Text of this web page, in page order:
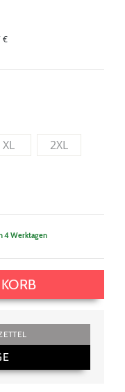
€
XL 2XL
4 Werktagen